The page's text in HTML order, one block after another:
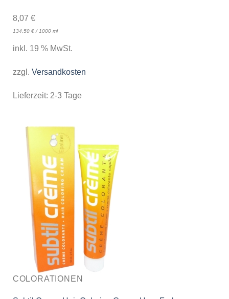
8,07 €
134,50 €/1000 ml
inkl. 19 % MwSt.
zzgl. Versandkosten
Lieferzeit: 2-3 Tage
COLORATIONEN